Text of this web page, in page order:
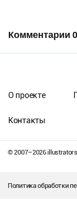
Комментарии 0
© 2007–2026
О проекте
Контакты
Политика обработки